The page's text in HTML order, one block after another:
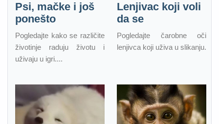
Psi, mačke i još
ponešto
Pogledajte kako se različite
životinje raduju životu i
uživaju u igri....
Lenjivac koji voli
da se
Pogledajte čarobne oči
lenjivca koji uživa u slikanju.